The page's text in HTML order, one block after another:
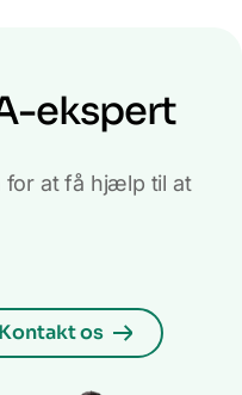
ekspert
at få hjælp til at
Kontakt os